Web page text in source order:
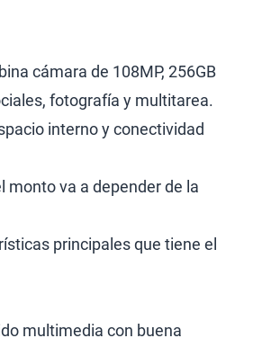
cámara de 108MP, 256GB
fotografía y multitarea.
interno y conectividad
monto va a depender de la
principales que tiene el
multimedia con buena